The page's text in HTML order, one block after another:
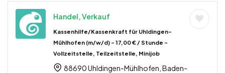
Handel, Verkauf
Kassenhilfe/Kassenkraft für Uhldingen-
Mühlhofen (m/w/d) – 17,00 € / Stunde –
Vollzeitstelle, Teilzeitstelle, Minijob
88690 Uhldingen-Mühlhofen, Baden-